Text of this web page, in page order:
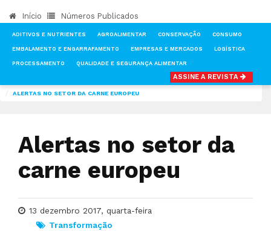
Início Números Publicados
ADITIVOS E NUTRIENTES AGROALIMENTAR CONSERVAÇÃO CONSUMO
EMBALAMENTO E ENGARRAFAMENTO EMPRESAS E MERCADOS LOGÍSTICA
PROCESSAMENTO QUALIDADE E SEGURANÇA ALIMENTAR
ASSINE A REVISTA
ALERTAS NO SETOR DA CARNE EUROPEU
Alertas no setor da
carne europeu
13 dezembro 2017, quarta-feira
Transformação